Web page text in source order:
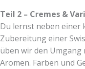
Teil 2 – Cremes &
Du lernst neben einer
Zubereitung einer
üben wir den
Aromen. Farben und